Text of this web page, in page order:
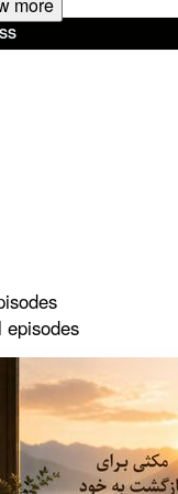
6362141041914806
episodes